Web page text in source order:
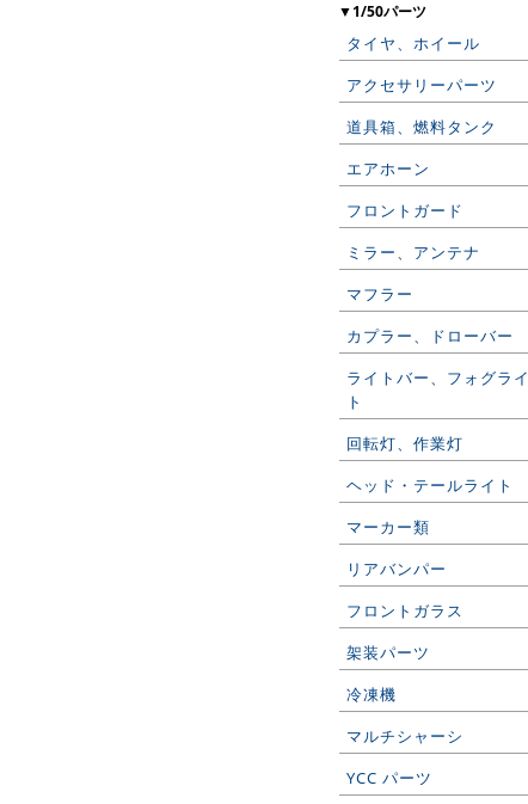
▼1/50パーツ
タイヤ、ホイール
アクセサリーパーツ
道具箱、燃料タンク
エアホーン
フロントガード
ミラー、アンテナ
マフラー
カプラー、ドローバー
ライトバー、フォグライ
ト
回転灯、作業灯
ヘッド・テールライト
マーカー類
リアバンパー
フロントガラス
架装パーツ
冷凍機
マルチシャーシ
YCC パーツ